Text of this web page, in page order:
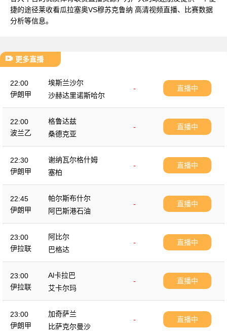
捷的途径莱收看瓜拉塞奥VS穆苏克鲁纳 高清视频直播、比赛数据
分析等信息。
更多直播
22:00
伊朗甲
埃斯兰沙尔
-
沙赫达里诺斯哈尔
直播中
22:00
波兰乙
格鲁达兹
-
桑德克亚
直播中
22:30
伊朗甲
谢纳瓦尔格什姆
-
塞柏
直播中
22:45
伊朗甲
帕尔斯布什尔
-
阿巴斯港石油
直播中
23:00
伊拉联
阿比尔
-
巴格达
直播中
23:00
伊拉联
Al卡拉巴
-
艾卡尔玛
直播中
23:00
伊朗甲
加奇萨兰
-
比萨克尔曼沙
直播中